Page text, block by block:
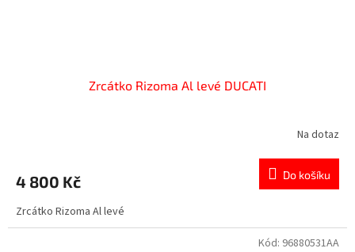
Zrcátko Rizoma Al levé DUCATI
Na dotaz
4 800 Kč Do košíku
Zrcátko Rizoma Al levé
Kód: 96880531AA